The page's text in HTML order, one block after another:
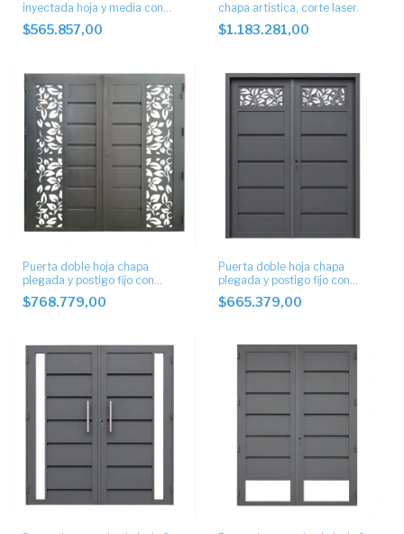
inyectada hoja y media con
postigo artístico
$565.857,00
chapa artística, corte laser.
$1.183.281,00
Puerta doble hoja chapa
plegada y postigo fijo con
chapa decorada
$768.779,00
Puerta doble hoja chapa
plegada y postigo fijo con
chapa artística
$665.379,00